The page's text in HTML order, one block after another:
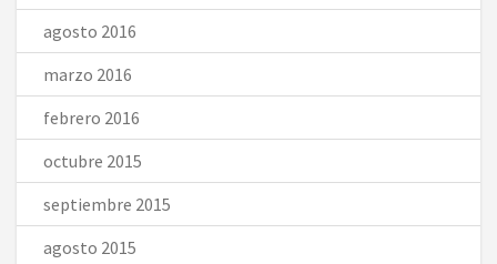
agosto 2016
marzo 2016
febrero 2016
octubre 2015
septiembre 2015
agosto 2015